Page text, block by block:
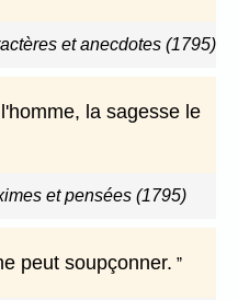
et anecdotes (1795)
la sagesse le
et pensées (1795)
peut soupçonner.